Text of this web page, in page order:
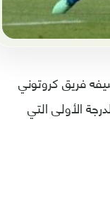
فريق كروتوني
الأولى التي